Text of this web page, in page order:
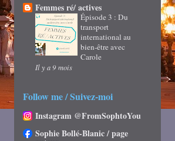
Femmes ré/ actives
Épisode 3 : Du
transport
international au
bien-être avec
Carole
Il y a 9 mois
Follow me / Suivez-moi
Instagram @FromSophtoYou
Sophie Bollé-Blanic / page